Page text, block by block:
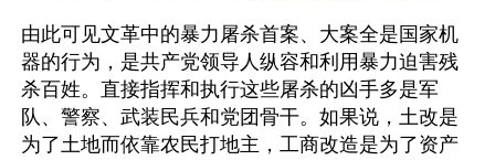
由此可见文革中的暴力屠杀首案、大案全是国家机
器的行为，是共产党领导人纵容和利用暴力迫害残
杀百姓。直接指挥和执行这些屠杀的凶手多是军
队、警察、武装民兵和党团骨干。如果说，土改是
为了土地而依靠农民打地主，工商改造是为了资产